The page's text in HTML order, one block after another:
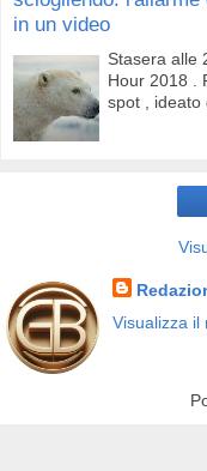
in un video
Stasera alle
Hour 2018 .
spot , ideato
Visualizza il